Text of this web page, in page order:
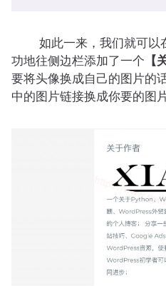
如此一来，我们就可以
功地往侧边栏添加了一个 【
要将头像换成自己的图片的
中的图片链接换成你要的图